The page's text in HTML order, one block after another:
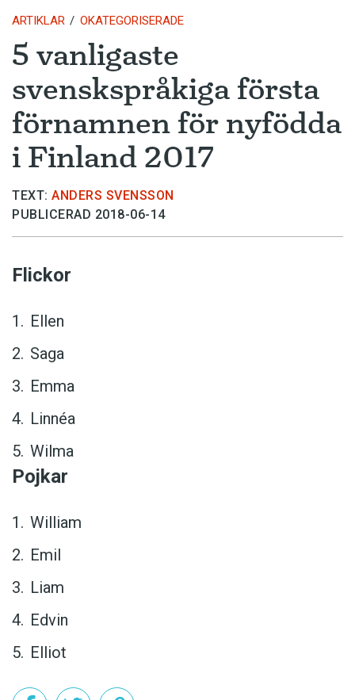
ARTIKLAR OKATEGORISERADE
5 vanligaste
svenskspråkiga första
förnamnen för nyfödda
i Finland 2017
TEXT: ANDERS SVENSSON
PUBLICERAD 2018-06-14
Flickor
Ellen
Saga
Emma
Linnéa
Wilma
Pojkar
William
Emil
Liam
Edvin
Elliot